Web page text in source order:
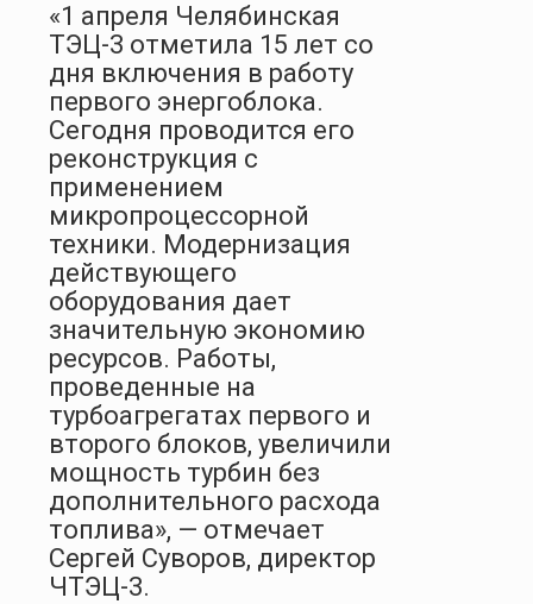
«1 апреля Челябинская
ТЭЦ-3 отметила 15 лет со
дня включения в работу
первого энергоблока.
Сегодня проводится его
реконструкция с
применением
микропроцессорной
техники. Модернизация
действующего
оборудования дает
значительную экономию
ресурсов. Работы,
проведенные на
турбоагрегатах первого и
второго блоков, увеличили
мощность турбин без
дополнительного расхода
топлива», — отмечает
Сергей Суворов, директор
ЧТЭЦ-3.